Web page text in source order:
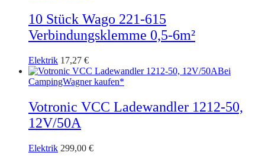
10 Stück Wago 221-615
Verbindungsklemme 0,5-6m²
Elektrik 17,27 €
Bei
CampingWagner kaufen*
Votronic VCC Ladewandler 1212-50,
12V/50A
Elektrik 299,00 €